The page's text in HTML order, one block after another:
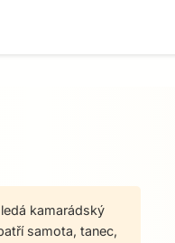
kamarádský
samota, tanec,